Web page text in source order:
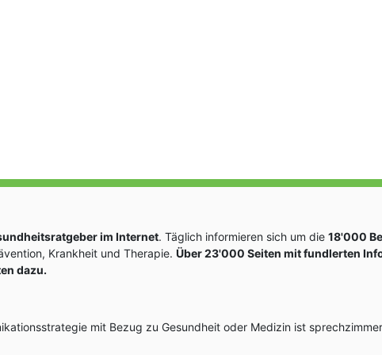
im Internet. Täglich informieren sich um die 18'000
Krankheit und Therapie. Über 23'000 Seiten mit fundlerten
dazu.
mit Bezug zu Gesundheit oder Medizin ist